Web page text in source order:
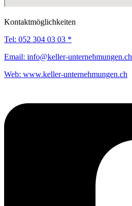
Kontaktmöglichkeiten
Tel: 052 304 03 03 *
Email: info@keller-unternehmungen.ch
Web: www.keller-unternehmungen.ch